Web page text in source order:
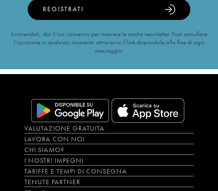
REGISTRATI
Iscrivendoti, dai il tuo consenso per ricevere le nostre newsletter. Puoi annullare
l’iscrizione in qualsiasi momento attraverso il link disponibile alla fine di ogni
messaggio.
VALUTAZIONE GRATUITA
LAVORA CON NOI
CHI SIAMO?
I NOSTRI IMPEGNI
TARIFFE E TEMPI DI CONSEGNA
TENUTE PARTNER